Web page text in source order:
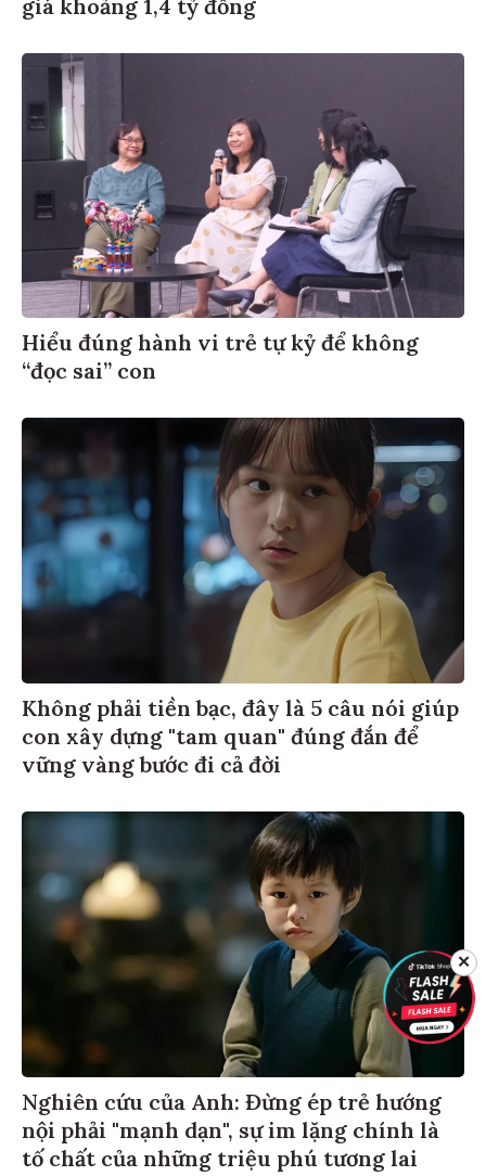
giá khoảng 1,4 tỷ đồng
Hiểu đúng hành vi trẻ tự kỷ để không
“đọc sai” con
Không phải tiền bạc, đây là 5 câu nói giúp
con xây dựng "tam quan" đúng đắn để
vững vàng bước đi cả đời
Nghiên cứu của Anh: Đừng ép trẻ hướng
nội phải "mạnh dạn", sự im lặng chính là
tố chất của những triệu phú tương lai
✕